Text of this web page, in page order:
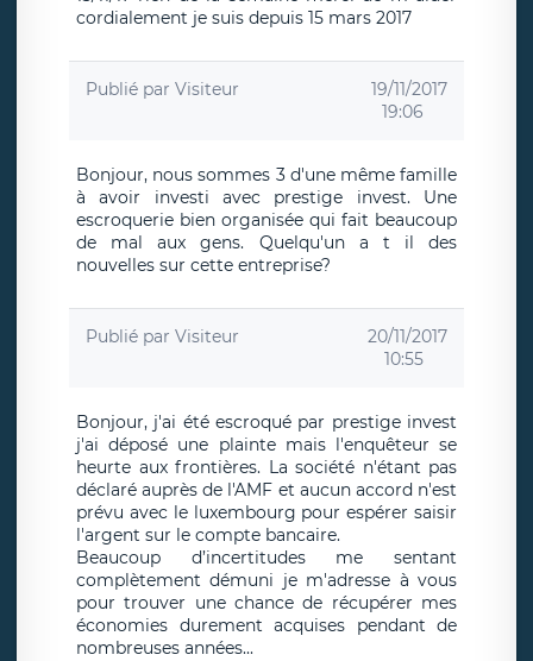
cordialement je suis depuis 15 mars 2017
Publié par Visiteur
19/11/2017
19:06
Bonjour, nous sommes 3 d'une même famille
à avoir investi avec prestige invest. Une
escroquerie bien organisée qui fait beaucoup
de mal aux gens. Quelqu'un a t il des
nouvelles sur cette entreprise?
Publié par Visiteur
20/11/2017
10:55
Bonjour, j'ai été escroqué par prestige invest
j'ai déposé une plainte mais l'enquêteur se
heurte aux frontières. La société n'étant pas
déclaré auprès de l'AMF et aucun accord n'est
prévu avec le luxembourg pour espérer saisir
l'argent sur le compte bancaire.
Beaucoup d’incertitudes me sentant
complètement démuni je m'adresse à vous
pour trouver une chance de récupérer mes
économies durement acquises pendant de
nombreuses années...